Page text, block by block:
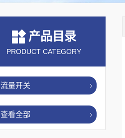
产品目录
PRODUCT CATEGORY
流量开关
查看全部